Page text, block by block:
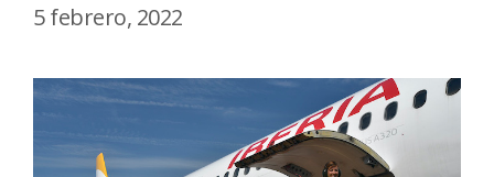
5 febrero, 2022